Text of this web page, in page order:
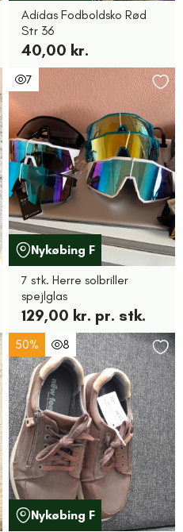
Adidas Fodboldsko Rød
Str 36
40,00 kr.
7
Nykøbing F
7 stk. Herre solbriller
spejlglas
129,00 kr. pr. stk.
50% 8
Nykøbing F